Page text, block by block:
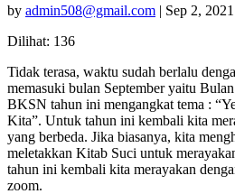
by admin508@gmail.com | Sep 2, 2021
Dilihat: 136
Tidak terasa, waktu sudah berlalu
memasuki bulan September yaitu
BKSN tahun ini mengangkat tema :
Kita”. Untuk tahun ini kembali kita
yang berbeda. Jika biasanya, kita
meletakkan Kitab Suci untuk
tahun ini kembali kita merayakan
zoom.